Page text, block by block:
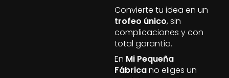
Convierte tu idea en un
trofeo único, sin
complicaciones y con
total garantía.
En Mi Pequeña
Fábricano eliges un